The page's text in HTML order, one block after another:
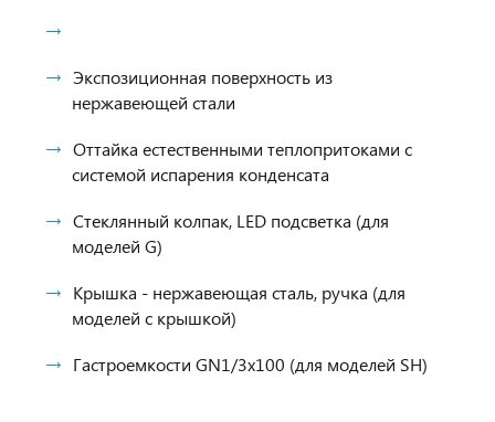
Экспозиционная поверхность из
нержавеющей стали
Оттайка естественными теплопритоками с
системой испарения конденсата
Стеклянный колпак, LED подсветка (для
моделей G)
Крышка - нержавеющая сталь, ручка (для
моделей с крышкой)
Гастроемкости GN1/3х100 (для моделей SH)